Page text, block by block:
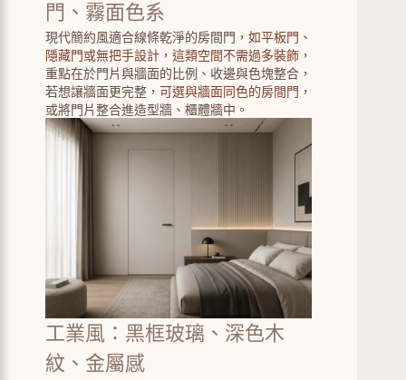
門、霧面色系
現代簡約風適合線條乾淨的房間門， 如平板門、
隱藏門或無把手設計，這類空間不需過多裝飾 ，
重點在於門片與牆面的比例、收邊與色塊整合，
若想讓牆面更完整， 可選與牆面同色的房間門 ，
或將門片整合進造型牆、櫃體牆中。
工業風：黑框玻璃、深色木
紋、金屬感